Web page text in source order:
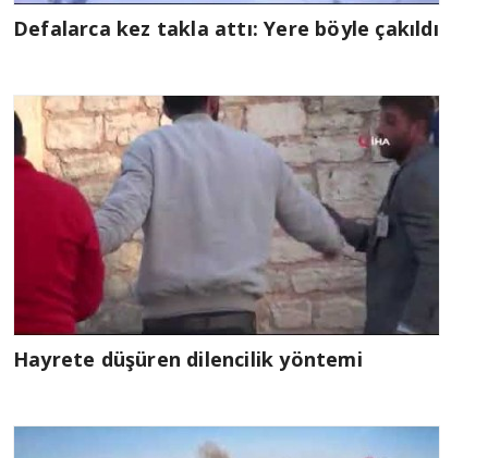
Defalarca kez takla attı: Yere böyle çakıldı
Hayrete düşüren dilencilik yöntemi